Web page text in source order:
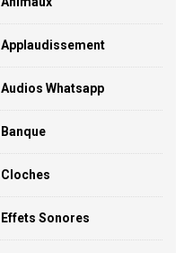
Applaudissement
Audios Whatsapp
Banque
Cloches
Effets Sonores